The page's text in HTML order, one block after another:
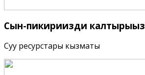
Сын-пикириңизди калтырыңыз
Суу ресурстары кызматы